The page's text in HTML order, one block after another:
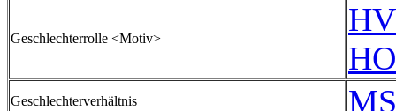
Geschlechterrolle <Motiv>
Geschlechterverhältnis